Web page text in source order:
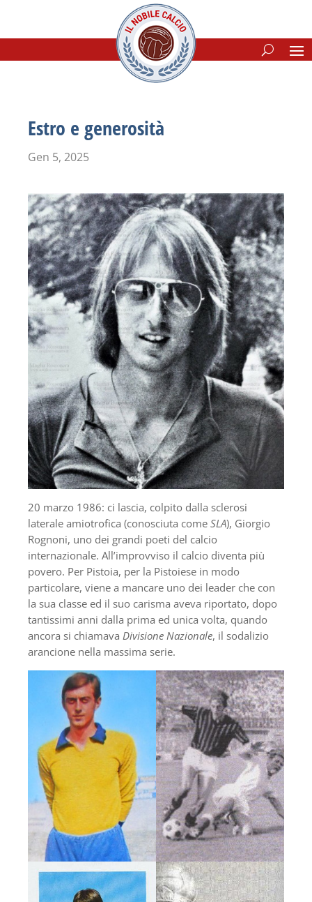
Estro e generosità
Gen 5, 2025
20 marzo 1986: ci lascia, colpito dalla sclerosi
laterale amiotrofica (conosciuta come SLA), Giorgio
Rognoni, uno dei grandi poeti del calcio
internazionale. All’improvviso il calcio diventa più
povero. Per Pistoia, per la Pistoiese in modo
particolare, viene a mancare uno dei leader che con
la sua classe ed il suo carisma aveva riportato, dopo
tantissimi anni dalla prima ed unica volta, quando
ancora si chiamava Divisione Nazionale, il sodalizio
arancione nella massima serie.